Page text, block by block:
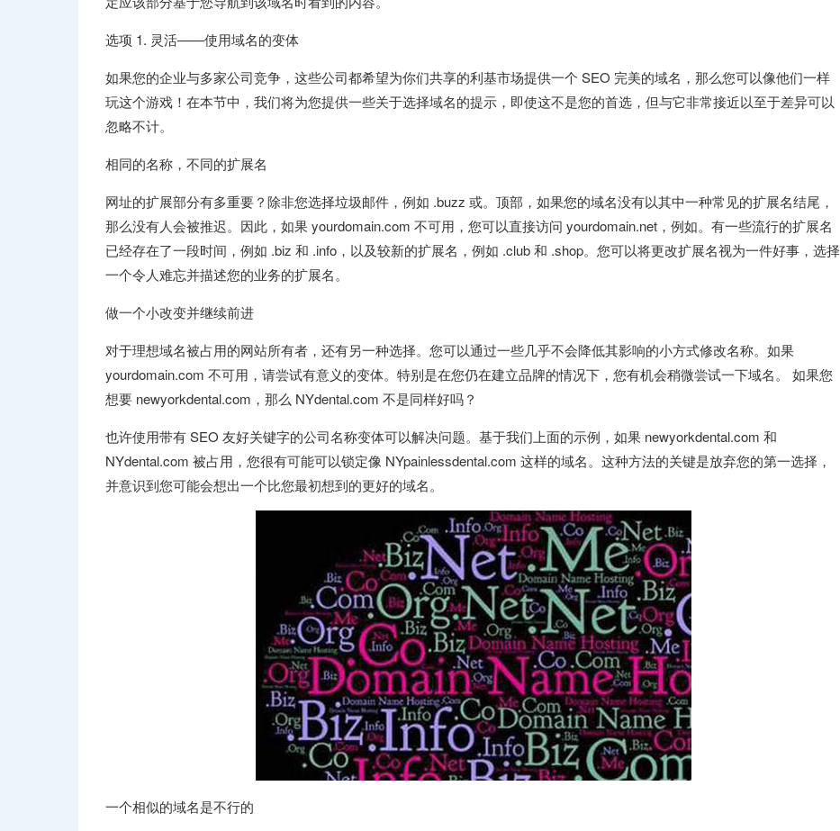
选项 1. 灵活——使用域名的变体
如果您的企业与多家公司竞争，这些公司都希望为你们共享的利基市场提供一个 SEO 完美的域名，那么您可以像他们一样
玩这个游戏！在本节中，我们将为您提供一些关于选择域名的提示，即使这不是您的首选，但与它非常接近以至于差异可以
忽略不计。
相同的名称，不同的扩展名
网址的扩展部分有多重要？除非您选择垃圾邮件，例如 .buzz 或。顶部，如果您的域名没有以其中一种常见的扩展名结尾，
那么没有人会被推迟。因此，如果 yourdomain.com 不可用，您可以直接访问 yourdomain.net，例如。有一些流行的扩展名
已经存在了一段时间，例如 .biz 和 .info，以及较新的扩展名，例如 .club 和 .shop。您可以将更改扩展名视为一件好事，选择
一个令人难忘并描述您的业务的扩展名。
做一个小改变并继续前进
对于理想域名被占用的网站所有者，还有另一种选择。您可以通过一些几乎不会降低其影响的小方式修改名称。如果
yourdomain.com 不可用，请尝试有意义的变体。特别是在您仍在建立品牌的情况下，您有机会稍微尝试一下域名。 如果您
想要 newyorkdental.com，那么 NYdental.com 不是同样好吗？
也许使用带有 SEO 友好关键字的公司名称变体可以解决问题。基于我们上面的示例，如果 newyorkdental.com 和
NYdental.com 被占用，您很有可能可以锁定像 NYpainlessdental.com 这样的域名。这种方法的关键是放弃您的第一选择，
并意识到您可能会想出一个比您最初想到的更好的域名。
一个相似的域名是不行的